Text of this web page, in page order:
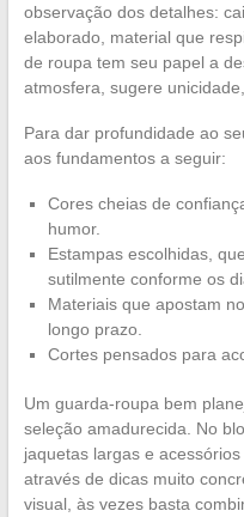
observação dos detalhes:
elaborado, material que
de roupa tem seu papel a
atmosfera, sugere
Para dar profundidade ao
aos fundamentos a seguir:
Cores cheias de
humor.
Estampas escolhidas,
sutilmente conforme os
Materiais que apostam
longo prazo.
Cortes pensados para
Um guarda-roupa bem
seleção amadurecida. No
jaquetas largas e
através de dicas muito
visual, às vezes basta